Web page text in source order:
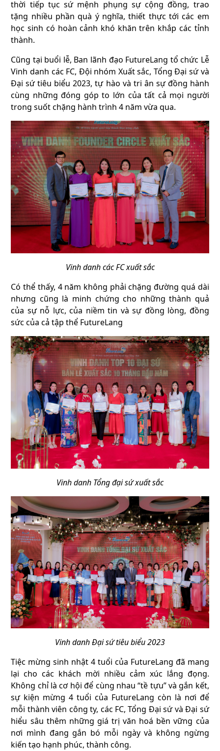
thời tiếp tục sứ mệnh phụng sự cộng đồng, trao
tặng nhiều phần quà ý nghĩa, thiết thực tới các em
học sinh có hoàn cảnh khó khăn trên khắp các tỉnh
thành.
Cũng tại buổi lễ, Ban lãnh đạo FutureLang tổ chức Lễ
Vinh danh các FC, Đội nhóm Xuất sắc, Tổng Đại sứ và
Đại sứ tiêu biểu 2023, tự hào và tri ân sự đồng hành
cùng những đóng góp to lớn của tất cả mọi người
trong suốt chặng hành trình 4 năm vừa qua.
Vinh danh các FC xuất sắc
Có thể thấy, 4 năm không phải chặng đường quá dài
nhưng cũng là minh chứng cho những thành quả
của sự nỗ lực, của niềm tin và sự đồng lòng, đồng
sức của cả tập thể FutureLang
Vinh danh Tổng đại sứ xuất sắc
Vinh danh Đại sứ tiêu biểu 2023
Tiệc mừng sinh nhật 4 tuổi của FutureLang đã mang
lại cho các khách mời nhiều cảm xúc lắng đọng.
Không chỉ là cơ hội để cùng nhau “tề tựu” và gắn kết,
sự kiện mừng 4 tuổi của FutureLang còn là nơi để
mỗi thành viên công ty, các FC, Tổng Đại sứ và Đại sứ
hiểu sâu thêm những giá trị văn hoá bền vững của
nơi mình đang gắn bó mỗi ngày và không ngừng
kiến tạo hạnh phúc, thành công.